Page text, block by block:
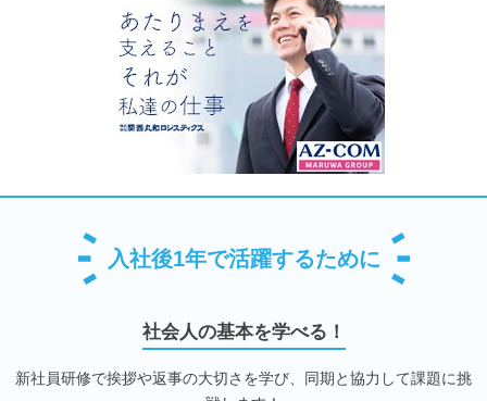
入社後1年で活躍するために
社会人の基本を学べる！
新社員研修で挨拶や返事の大切さを学び、同期と協力して課題に挑